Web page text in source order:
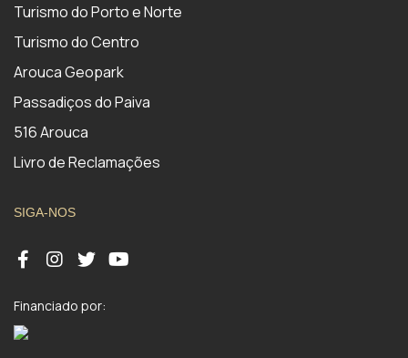
Turismo do Porto e Norte
Turismo do Centro
Arouca Geopark
Passadiços do Paiva
516 Arouca
Livro de Reclamações
SIGA-NOS
Financiado por: